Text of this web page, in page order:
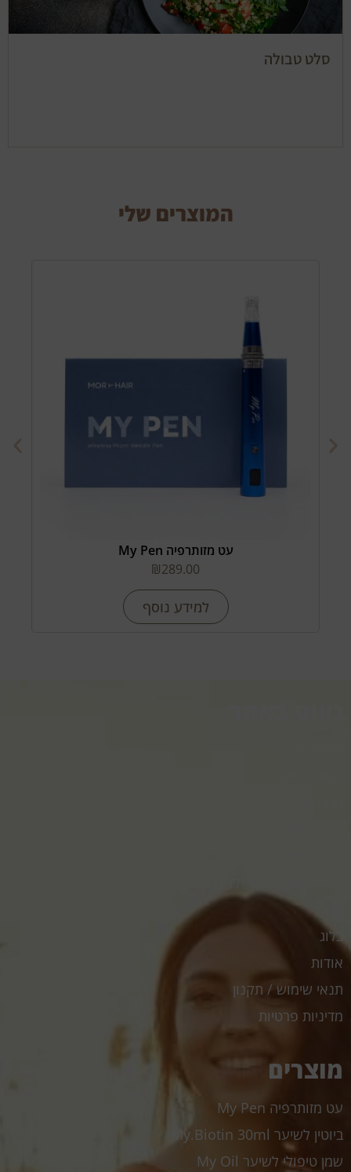
סלט טבולה
המוצרים שלי
עט מזותרפיה My Pen
₪289.00
למידע נוסף
בלוג
אודות
תנאי שימוש / תקנון
מדיניות פרטיות
מוצרים
עט מזותרפיה My Pen
ביוטין לשיער My.Biotin 30ml
שמן טיפולי לשיער My Oil